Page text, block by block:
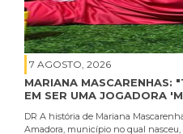
7 AGOSTO, 2026
MARIANA MASCARENHAS:
EM SER UMA JOGADORA
DR A história de Mariana
Amadora, município no qual nasceu,